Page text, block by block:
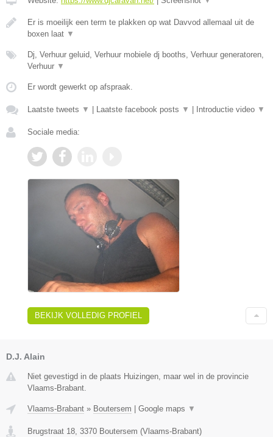
Er is moeilijk een term te plakken op wat Davvod allemaal uit de
boxen laat ▼
Dj, Verhuur geluid, Verhuur mobiele dj booths, Verhuur generatoren,
Verhuur ▼
Er wordt gewerkt op afspraak.
Laatste tweets ▼ | Laatste facebook posts ▼ | Introductie video ▼
Sociale media:
BEKIJK VOLLEDIG PROFIEL
D.J. Alain
Niet gevestigd in de plaats Huizingen, maar wel in de provincie
Vlaams-Brabant.
Vlaams-Brabant » Boutersem Google maps ▼
Brugstraat 18, 3370 Boutersem (Vlaams-Brabant)